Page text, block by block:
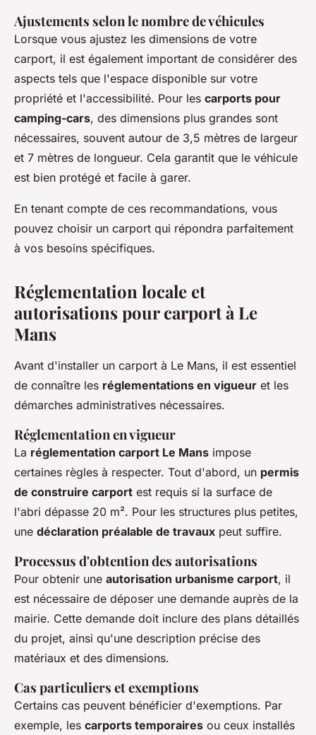
Ajustements selon le nombre de véhicules
Lorsque vous ajustez les dimensions de votre
carport, il est également important de considérer des
aspects tels que l'espace disponible sur votre
propriété et l'accessibilité. Pour les carports pour
camping-cars, des dimensions plus grandes sont
nécessaires, souvent autour de 3,5 mètres de largeur
et 7 mètres de longueur. Cela garantit que le véhicule
est bien protégé et facile à garer.
En tenant compte de ces recommandations, vous
pouvez choisir un carport qui répondra parfaitement
à vos besoins spécifiques.
Réglementation locale et
autorisations pour carport à Le
Mans
Avant d'installer un carport à Le Mans, il est essentiel
de connaître les réglementations en vigueur et les
démarches administratives nécessaires.
Réglementation en vigueur
La réglementation carport Le Mans impose
certaines règles à respecter. Tout d'abord, un permis
de construire carport est requis si la surface de
l'abri dépasse 20 m². Pour les structures plus petites,
une déclaration préalable de travaux peut suffire.
Processus d'obtention des autorisations
Pour obtenir une autorisation urbanisme carport, il
est nécessaire de déposer une demande auprès de la
mairie. Cette demande doit inclure des plans détaillés
du projet, ainsi qu'une description précise des
matériaux et des dimensions.
Cas particuliers et exemptions
Certains cas peuvent bénéficier d'exemptions. Par
exemple, les carports temporaires ou ceux installés